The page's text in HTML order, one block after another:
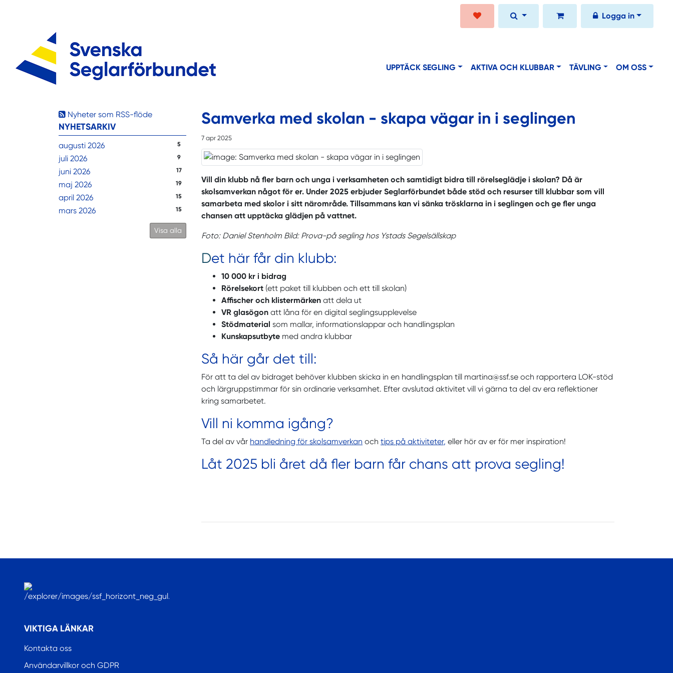
Logga in
UPPTÄCK SEGLING AKTIVA OCH KLUBBAR TÄVLING OM OSS
Nyheter som RSS-flöde
NYHETSARKIV
augusti 2026 5
juli 2026 9
juni 2026 17
maj 2026 19
april 2026 15
mars 2026 15
Visa alla
Samverka med skolan - skapa vägar in i seglingen
7 apr 2025
Vill din klubb nå fler barn och unga i verksamheten och samtidigt bidra till rörelseglädje i skolan? Då är
skolsamverkan något för er. Under 2025 erbjuder Seglarförbundet både stöd och resurser till klubbar som vill
samarbeta med skolor i sitt närområde. Tillsammans kan vi sänka trösklarna in i seglingen och ge fler unga
chansen att upptäcka glädjen på vattnet.
Foto: Daniel Stenholm Bild: Prova-på segling hos Ystads Segelsällskap
Det här får din klubb:
10 000 kr i bidrag
Rörelsekort (ett paket till klubben och ett till skolan)
Affischer och klistermärken att dela ut
VR glasögon att låna för en digital seglingsupplevelse
Stödmaterial som mallar, informationslappar och handlingsplan
Kunskapsutbyte med andra klubbar
Så här går det till:
För att ta del av bidraget behöver klubben skicka in en handlingsplan till martina@ssf.se och rapportera LOK-stöd
och lärgruppstimmar för sin ordinarie verksamhet. Efter avslutad aktivitet vill vi gärna ta del av era reflektioner
kring samarbetet.
Vill ni komma igång?
Ta del av vår handledning för skolsamverkan och tips på aktiviteter, eller hör av er för mer inspiration!
Låt 2025 bli året då fler barn får chans att prova segling!
VIKTIGA LÄNKAR
Kontakta oss
Användarvillkor och GDPR